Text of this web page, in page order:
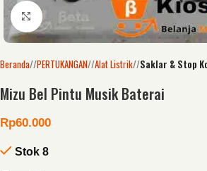
Click to enlarge
Beranda/ PERTUKANGAN/ Alat Listrik/ Saklar & Stop
Mizu Bel Pintu Musik Baterai
Rp60.000
Stok 8